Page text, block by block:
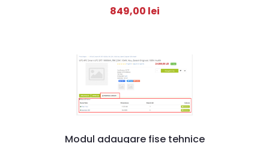
849,00 lei
Modul adaugare fise tehnice